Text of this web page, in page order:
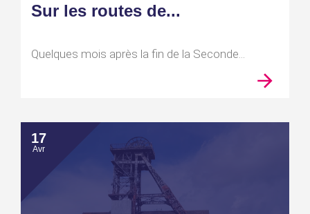
Sur les routes de...
Quelques mois après la fin de la Seconde...
17
Avr